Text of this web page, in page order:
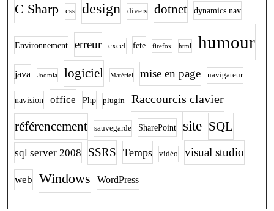
C Sharp
css design divers dotnet dynamics nav
Environnement erreur excel fete firefox html humour
java Joomla logiciel Matériel mise en page navigateur
navision office Php plugin Raccourcis clavier
référencement sauvegarde SharePoint site SQL
sql server 2008 SSRS Temps vidéo visual studio
web Windows WordPress